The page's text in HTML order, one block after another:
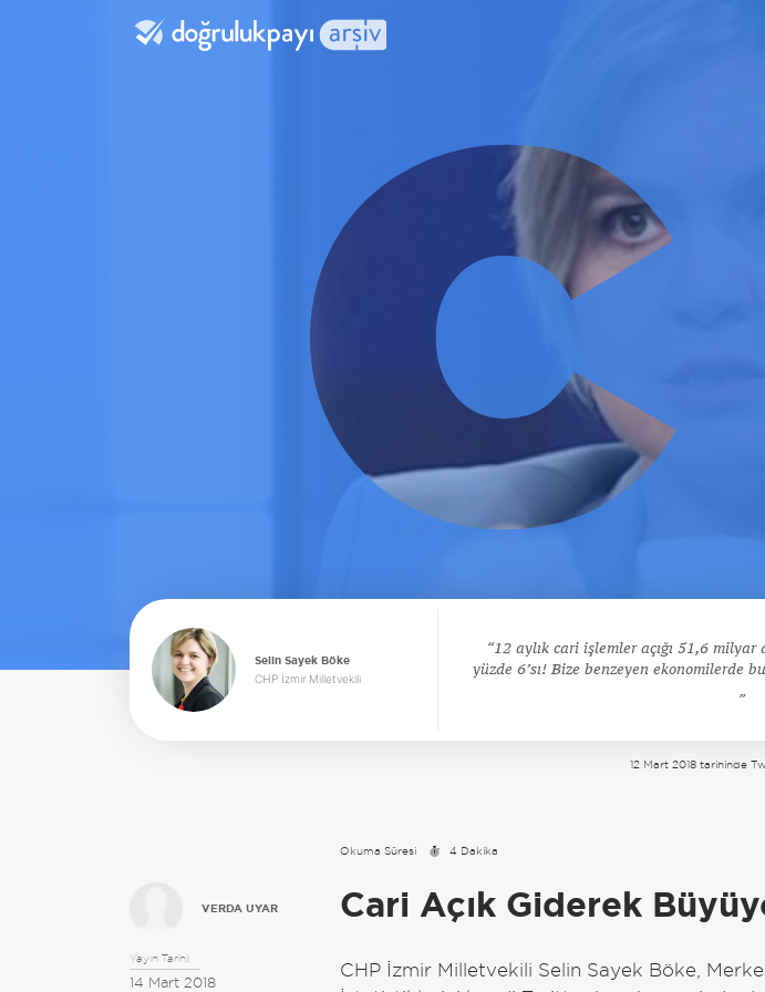
C
Selin Sayek Böke
CHP İzmir Milletvekili
12 aylık cari işlemler açığı 51,6 milyar
yüzde 6’sı! Bize benzeyen ekonomilerde
12 Mart 2018 tarihinde
Okuma Süresi 4 Dakika
VERDA UYAR
Yayın Tarihi:
14 Mart 2018
Cari Açık Giderek
CHP İzmir Milletvekili Selin Sayek Böke,